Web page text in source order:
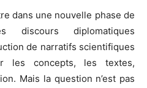
dans une nouvelle phase de
discours diplomatiques
de narratifs scientifiques
les concepts, les textes,
Mais la question n’est pas